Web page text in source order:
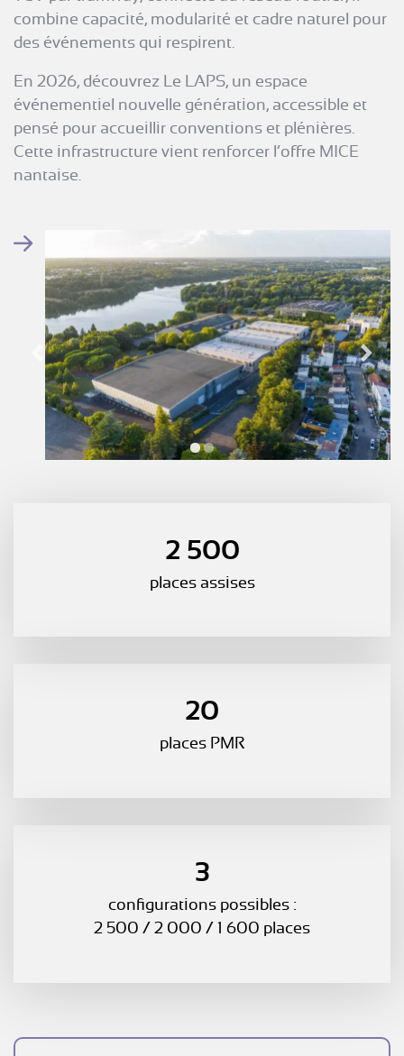
combine capacité, modularité et cadre naturel pour
des événements qui respirent.
En 2026, découvrez Le LAPS, un espace
événementiel nouvelle génération, accessible et
pensé pour accueillir conventions et plénières.
Cette infrastructure vient renforcer l’offre MICE
nantaise.
2 500
places assises
20
places PMR
3
configurations possibles :
2 500 / 2 000 / 1 600 places